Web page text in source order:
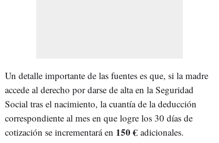
Un detalle importante de las fuentes es que, si la madre
accede al derecho por darse de alta en la Seguridad
Social tras el nacimiento, la cuantía de la deducción
correspondiente al mes en que logre los 30 días de
cotización se incrementará en 150 € adicionales.